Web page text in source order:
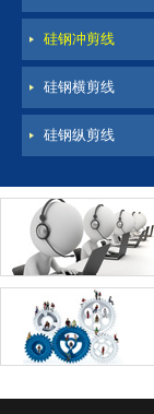
硅钢冲剪线
硅钢横剪线
硅钢纵剪线